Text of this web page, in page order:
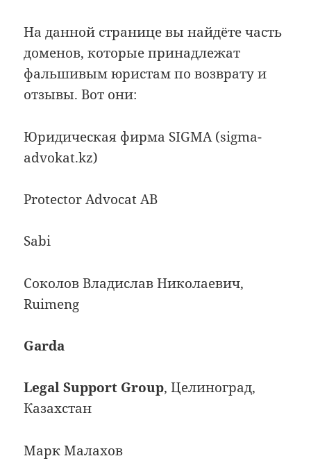
На данной странице вы найдёте часть
доменов, которые принадлежат
фальшивым юристам по возврату и
отзывы. Вот они:
Юридическая фирма SIGMA (sigma-
advokat.kz)
Protector Advocat AB
Sabi
Соколов Владислав Николаевич,
Ruimeng
Garda
Legal Support Group, Целиноград,
Казахстан
Марк Малахов